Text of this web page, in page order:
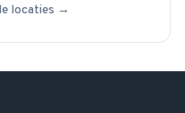
locaties →